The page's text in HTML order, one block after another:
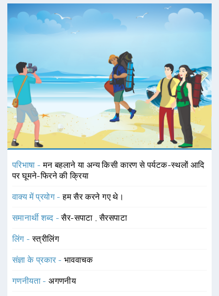
परिभाषा -मन बहलाने या अन्य किसी कारण से पर्यटक-स्थलों आदि
पर घूमने-फिरने की क्रिया
वाक्य में प्रयोग -हम सैर करने गए थे।
समानार्थी शब्द -सैर-सपाटा ,सैरसपाटा
लिंग -स्त्रीलिंग
संज्ञा के प्रकार - भाववाचक
गणनीयता -अगणनीय